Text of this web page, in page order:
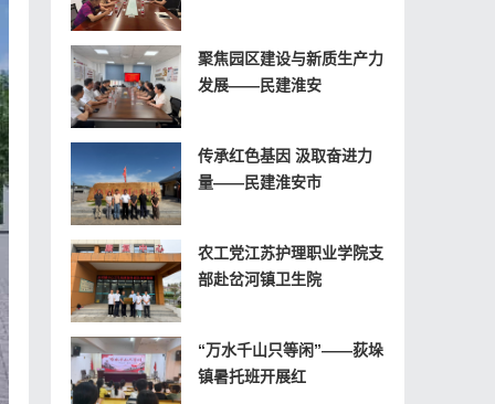
聚焦园区建设与新质生产力
发展——民建淮安
传承红色基因 汲取奋进力
量——民建淮安市
农工党江苏护理职业学院支
部赴岔河镇卫生院
“万水千山只等闲”——荻垛
镇暑托班开展红